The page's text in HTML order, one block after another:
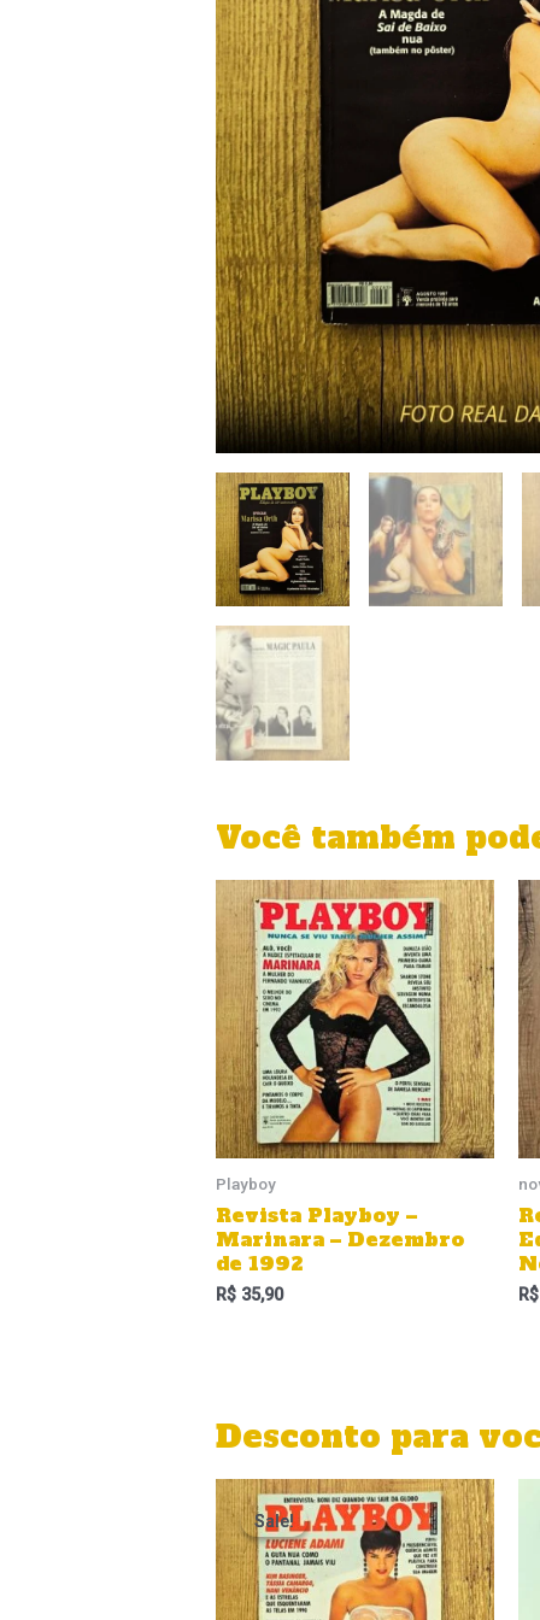
Você também
Playboy
Revista Playboy –
Marinara – Dezembro
de 1992
R$35,90 R$
Desconto para
Sale!
Sale!
O
preço
original
era:
R$ 39,90.
O
preço
atual
é:
R$ 29,90.